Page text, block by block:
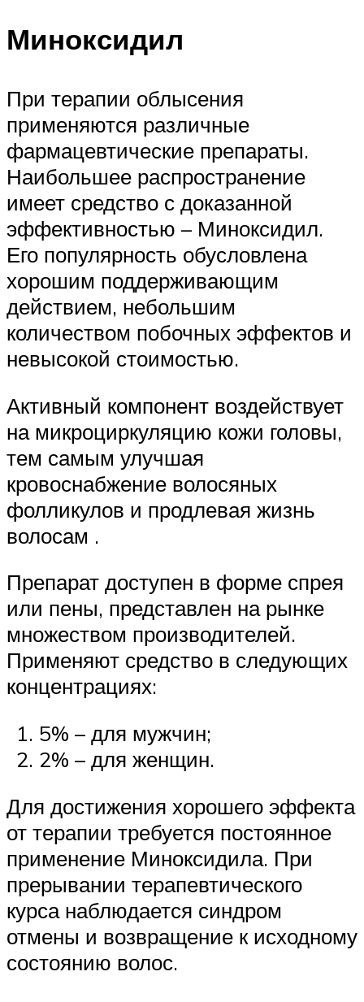
Миноксидил
При терапии облысения
применяются различные
фармацевтические препараты.
Наибольшее распространение
имеет средство с доказанной
эффективностью – Миноксидил.
Его популярность обусловлена
хорошим поддерживающим
действием, небольшим
количеством побочных эффектов и
невысокой стоимостью.
Активный компонент воздействует
на микроциркуляцию кожи головы,
тем самым улучшая
кровоснабжение волосяных
фолликулов и продлевая жизнь
волосам .
Препарат доступен в форме спрея
или пены, представлен на рынке
множеством производителей.
Применяют средство в следующих
концентрациях:
5% – для мужчин;
2% – для женщин.
Для достижения хорошего эффекта
от терапии требуется постоянное
применение Миноксидила. При
прерывании терапевтического
курса наблюдается синдром
отмены и возвращение к исходному
состоянию волос.